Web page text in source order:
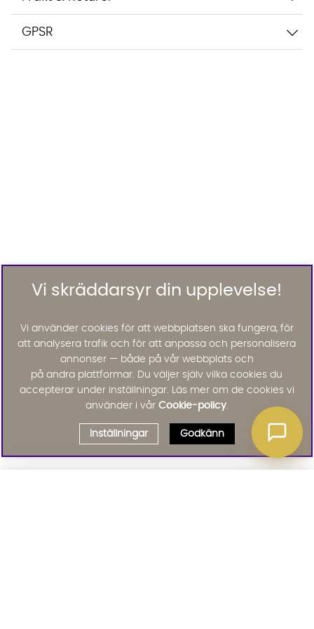
GPSR
Vi skräddarsyr din upplevelse!
Vi använder cookies för att webbplatsen ska fungera, för
att analysera trafik och för att anpassa och personalisera
annonser — både på vår webbplats och
på andra plattformar. Du väljer själv vilka cookies du
accepterar under inställningar. Läs mer om de cookies vi
använder i vår Cookie-policy.
Inställningar Godkänn